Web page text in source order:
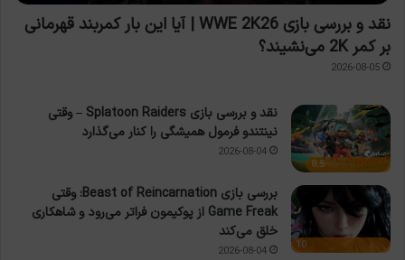
نقد و بررسی بازی WWE 2K26 | آیا این بار کمربند قهرمانی
بر کمر 2K می‌نشیند؟
2026-08-05
8.5
نقد و بررسی بازی Splatoon Raiders – وقتی
نینتندو فرمول همیشگی را کنار می‌گذارد
2026-08-04
10
بررسی بازی Beast of Reincarnation: وقتی
Game Freak از پوکیمون فراتر می‌رود و شاهکاری
خلق می‌کند
2026-08-04